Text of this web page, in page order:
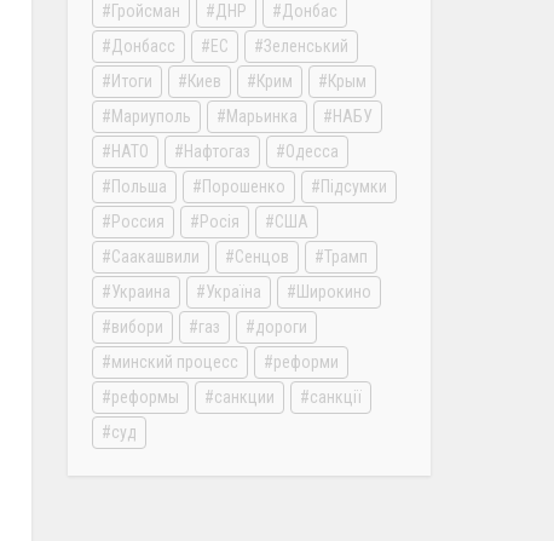
Гройсман
ДНР
Донбас
Донбасс
ЕС
Зеленський
Итоги
Киев Крим
Крым
Мариуполь
Марьинка
НАБУ
НАТО
Нафтогаз
Одесса
Польша
Порошенко
Підсумки
Россия
Росія
США
Саакашвили
Сенцов
Трамп
Украина
Україна
Широкино
вибори
газ
дороги
минский процесс
реформи
реформы
санкции
санкції
суд